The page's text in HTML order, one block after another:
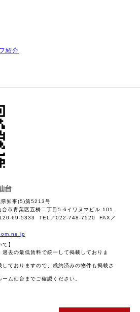
紹介
知事(5)第5213号
市青葉区五橋二丁目5-6イワヌマビル 101
69-5333 TEL／022-748-7520 FAX／
】
過去の最低賃料で統一して掲載しておりま
しておりますので、成約済みの物件も掲載さ
ーム仙台までご確認ください。